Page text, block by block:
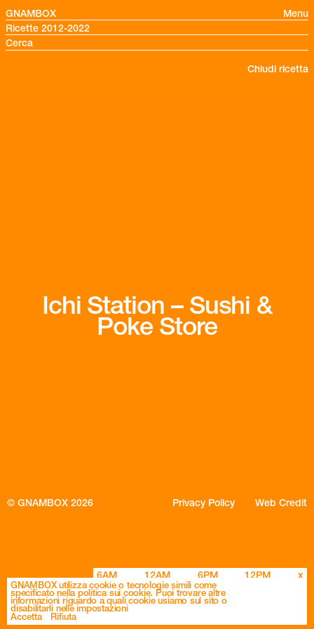
GNAMBOX
Menu
Ricette 2012-2022
Chiudi ricetta
Ichi Station – Sushi &
Poke Store
© GNAMBOX 2026 Privacy Policy Web Credit
6AM 12AM 6PM 12PM x
GNAMBOX utilizza cookie o tecnologie simili come
specificato nella politica sui cookie. Puoi trovare altre
informazioni riguardo a quali cookie usiamo sul sito o
disabilitarli nelle impostazioni
Accetta Rifiuta